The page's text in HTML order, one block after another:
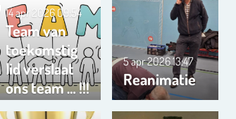
Team van
toekomstig
lid verslaat
ons team … !!!
14 apr 2026 09:54
Reanimatie
5 apr 202613:47